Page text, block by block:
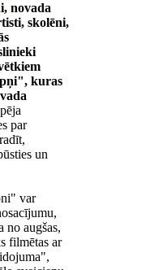
novada
skolēni,
kuras
par
un
var
no augšas,
filmētas ar